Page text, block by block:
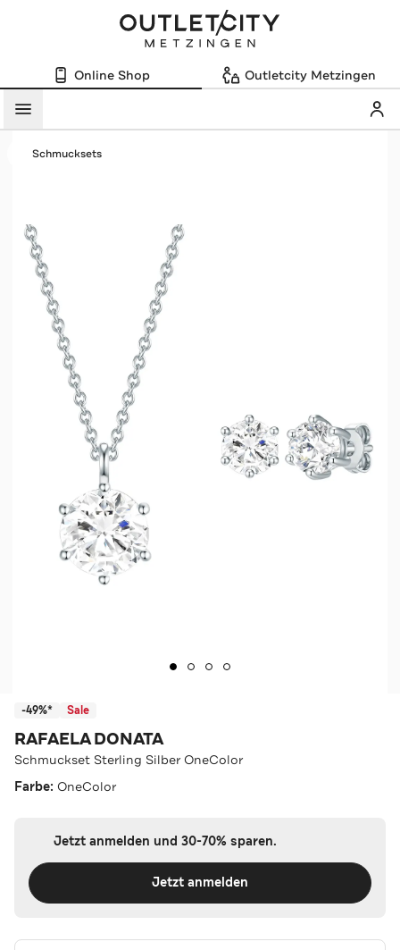
Online Shop Outletcity Metzingen
Menü
Schmucksets
-49%* Sale
RAFAELA DONATA
Schmuckset Sterling Silber OneColor
Farbe: OneColor
Jetzt anmelden und 30-70% sparen.
Jetzt anmelden